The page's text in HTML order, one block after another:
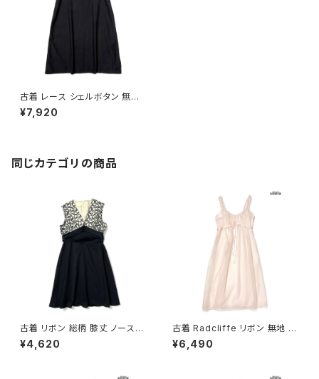
古着 レース シェルボタン 無地
コットン 膝丈 ノースリーブ ワン
ピース 黒 (otu2601107)
¥7,920
同じカテゴリの商品
古着 リボン 総柄 膝丈 ノースリ
ーブ ワンピース 黒 (oa26070
13)
¥4,620
古着 Radcliffe リボン 無地 シ
フォン ナイロン ロング丈 ノース
リーブ ワンピース ピンク (otu2
¥6,490